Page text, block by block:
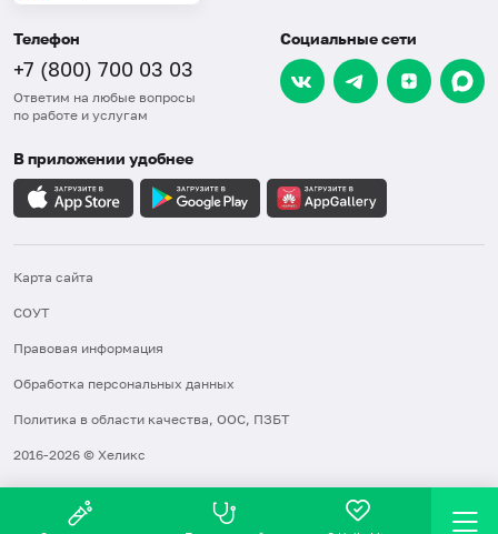
Телефон
+7 (800) 700 03 03
Ответим на любые вопросы
по работе и услугам
Социальные сети
В приложении удобнее
Карта сайта
СОУТ
Правовая информация
Обработка персональных данных
Политика в области качества, ООС, ПЗБТ
2016-2026 © Хеликс